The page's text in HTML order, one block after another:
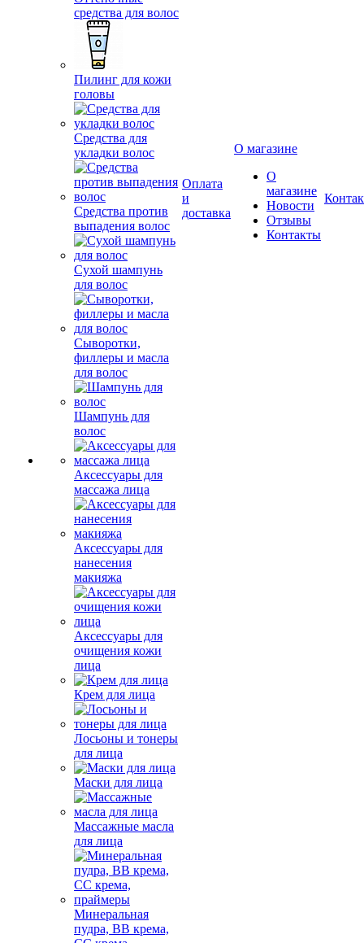
средства для волос
Пилинг для кожи
головы
Средства для
укладки волос
Средства против
выпадения волос
Сухой шампунь
для волос
Сыворотки,
филлеры и масла
для волос
Шампунь для
волос
Аксессуары для
массажа лица
Аксессуары для
нанесения
макияжа
Аксессуары для
очищения кожи
лица
Крем для лица
Лосьоны и тонеры
для лица
Маски для лица
Массажные масла
для лица
Минеральная
пудра, BB крема,
Оплата
и
доставка
О магазине
О
магазине
Новости
Отзывы
Контакты